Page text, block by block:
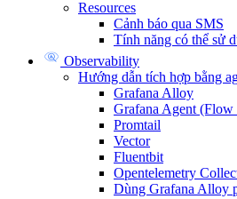
Resources
Cảnh báo qua SMS
Tính năng có thể sử
Observability
Hướng dẫn tích hợp bằng
Grafana Alloy
Grafana Agent (Flow
Promtail
Vector
Fluentbit
Opentelemetry
Dùng Grafana Alloy